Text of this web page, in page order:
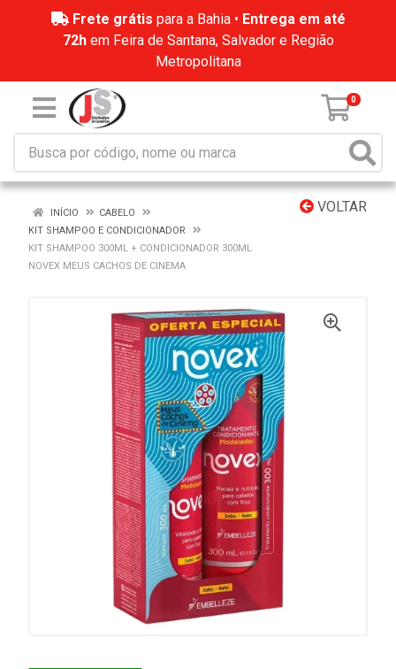
Frete grátis para a Bahia • Entrega em até
72hem Feira de Santana, Salvador e Região
Metropolitana
0
VOLTAR
INÍCIO
CABELO
KIT SHAMPOO E CONDICIONADOR
KIT SHAMPOO 300ML + CONDICIONADOR 300ML
NOVEX MEUS CACHOS DE CINEMA